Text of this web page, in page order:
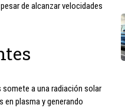
de alcanzar velocidades
a una radiación solar
plasma y generando